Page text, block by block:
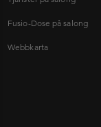
Fusio-Dose på salong
Webbkarta